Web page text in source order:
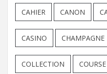
CAHIER CANON
CASINO CHAMPAGNE
COLLECTION COURSE